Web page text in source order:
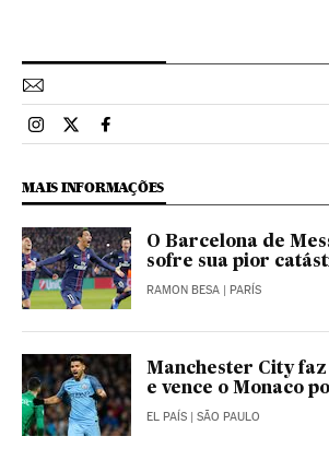
Esportes El País Brasil en Instagram
Esportes El País Brasil en Twitter
Esportes El País Brasil en
MAIS INFORMAÇÕES
O Barcelona de
sofre sua pior
RAMON BESA | PARÍS
Manchester City
e vence o Monaco
EL PAÍS | SÃO PAULO